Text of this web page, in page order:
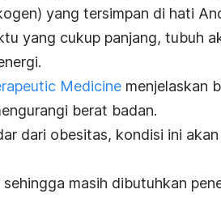
yang tersimpan di hati
yang cukup panjang, tubuh
Medicine menjelaskan
berat badan.
dari obesitas, kondisi ini akan
masih dibutuhkan